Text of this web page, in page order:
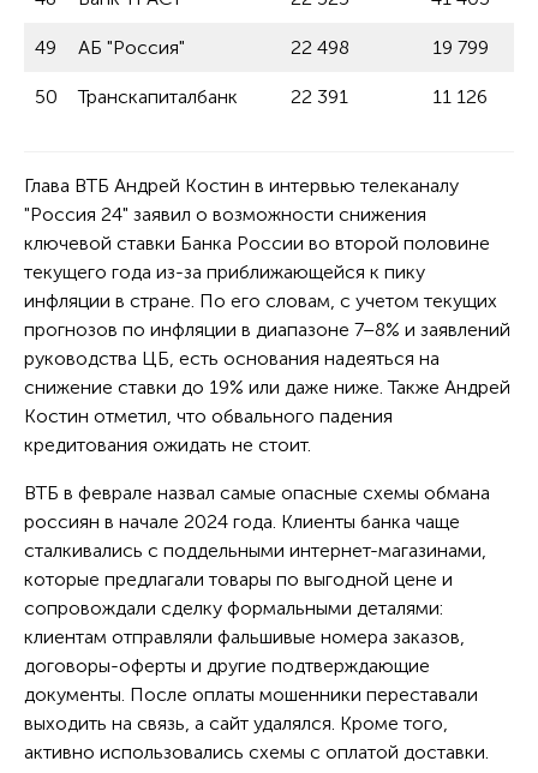
49 АБ "Россия" 22 498 19 799
50 Транскапиталбанк 22 391 11 126
Глава ВТБ Андрей Костин в интервью телеканалу
"Россия 24" заявил о возможности снижения
ключевой ставки Банка России во второй половине
текущего года из-за приближающейся к пику
инфляции в стране. По его словам, с учетом текущих
прогнозов по инфляции в диапазоне 7–8% и заявлений
руководства ЦБ, есть основания надеяться на
снижение ставки до 19% или даже ниже. Также Андрей
Костин отметил, что обвального падения
кредитования ожидать не стоит.
ВТБ в феврале назвал самые опасные схемы обмана
россиян в начале 2024 года. Клиенты банка чаще
сталкивались с поддельными интернет-магазинами,
которые предлагали товары по выгодной цене и
сопровождали сделку формальными деталями:
клиентам отправляли фальшивые номера заказов,
договоры-оферты и другие подтверждающие
документы. После оплаты мошенники переставали
выходить на связь, а сайт удалялся. Кроме того,
активно использовались схемы с оплатой доставки.